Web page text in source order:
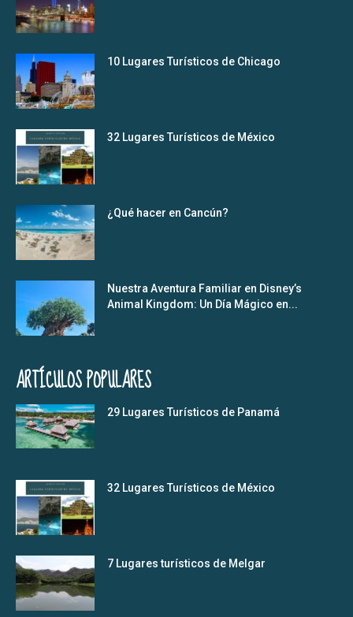
10 Lugares Turísticos de Chicago
32 Lugares Turísticos de México
¿Qué hacer en Cancún?
Nuestra Aventura Familiar en Disney’s
Animal Kingdom: Un Día Mágico en...
ARTÍCULOS POPULARES
29 Lugares Turísticos de Panamá
32 Lugares Turísticos de México
7 Lugares turísticos de Melgar